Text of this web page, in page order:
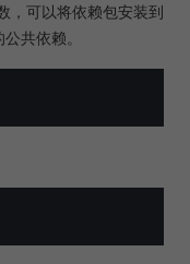
，可以将依赖包安装到
共依赖。